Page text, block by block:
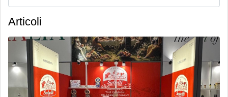
Articoli